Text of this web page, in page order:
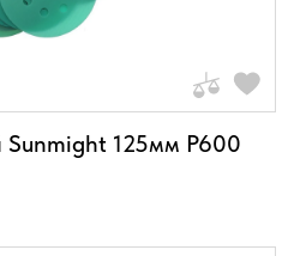
125мм P600